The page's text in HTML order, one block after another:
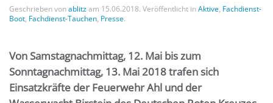
Geschrieben vonablitzam 15.06.2018. Veröffentlicht inAktive, Fachdienst-
Boot, Fachdienst-Tauchen, Presse.
Von Samstagnachmittag, 12. Mai bis zum
Sonntagnachmittag, 13. Mai 2018 trafen sich
Einsatzkräfte der Feuerwehr Ahl und der